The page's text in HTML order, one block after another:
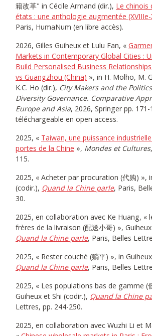
籍改革" in Cécile Armand (dir.), Le chinois
états : une anthologie augmentée (XVIIIe-
Paris, HumaNum (en libre accès).
2026, Gilles Guiheux et Lulu Fan, «
Markets in Contemporary Global Cities :
Build Personalised Business
vs Guangzhou (China) », in H. Molho, M.
K.C. Ho (dir.), City Makers and the
Diversity Governance. Comparative
Europe and Asia, 2026, Springer pp.
téléchargeable en open access.
2025, « Taiwan, une puissance
portes de la Chine », Mondes et Cultures
115.
2025, « Acheter par procuration (代购) »,
(codir.), Quand la Chine parle, Paris,
30.
2025, en collaboration avec Ke Huang, «
frères de la livraison (配送小哥) »,
Quand la Chine parle, Paris, Belles
2025, « Rester couché (躺平) », in
Quand la Chine parle, Paris, Belles
2025, « Les populations bas de gamme (
Guiheux et Shi (codir.), Quand la Chine
Lettres, pp. 244-250.
2025, en collaboration avec Wuzhi Li et